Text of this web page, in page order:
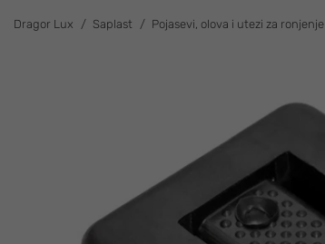
Dragor Lux Saplast Pojasevi, olova i utezi za ronjenje